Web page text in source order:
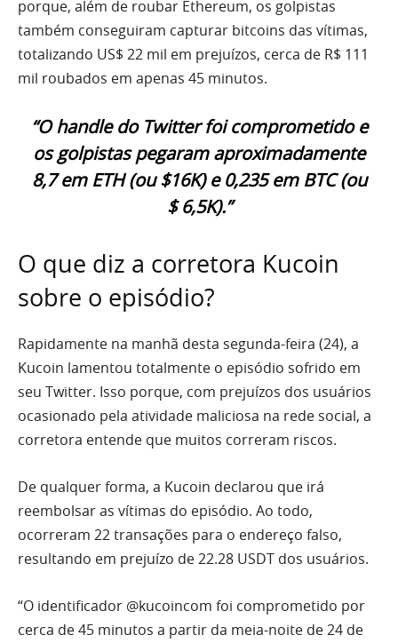
porque, além de roubar Ethereum, os golpistas
também conseguiram capturar bitcoins das vítimas,
totalizando US$ 22 mil em prejuízos, cerca de R$ 111
mil roubados em apenas 45 minutos.
“O handle do Twitter foi comprometido e
os golpistas pegaram aproximadamente
8,7 em ETH (ou $16K) e 0,235 em BTC (ou
$ 6,5K).”
O que diz a corretora Kucoin
sobre o episódio?
Rapidamente na manhã desta segunda-feira (24), a
Kucoin lamentou totalmente o episódio sofrido em
seu Twitter. Isso porque, com prejuízos dos usuários
ocasionado pela atividade maliciosa na rede social, a
corretora entende que muitos correram riscos.
De qualquer forma, a Kucoin declarou que irá
reembolsar as vítimas do episódio. Ao todo,
ocorreram 22 transações para o endereço falso,
resultando em prejuízo de 22.28 USDT dos usuários.
“O identificador @kucoincom foi comprometido por
cerca de 45 minutos a partir da meia-noite de 24 de